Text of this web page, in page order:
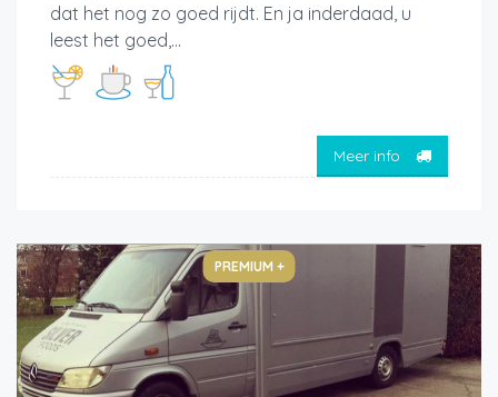
dat het nog zo goed rijdt. En ja inderdaad, u
leest het goed,...
Meer info
PREMIUM +